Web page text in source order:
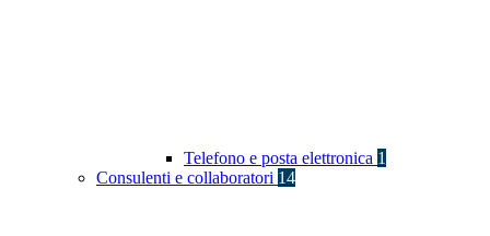
Telefono e posta elettronica 1
Consulenti e collaboratori 14